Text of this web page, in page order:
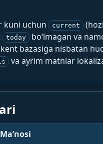
kuni uchun current
today bo‘lmagan va
bazasiga nisbatan
va ayrim matnlar
Ma’nosi